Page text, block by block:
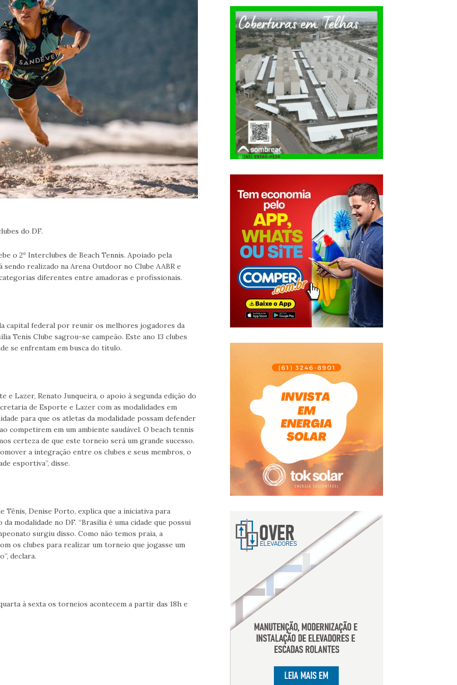
do DF.
o 2º Interclubes de Beach Tennis. Apoiado pela
realizado na Arena Outdoor no Clube AABR e
diferentes entre amadoras e profissionais.
capital federal por reunir os melhores jogadores da
Tenis Clube sagrou-se campeão. Este ano 13 clubes
se enfrentam em busca do título.
Lazer, Renato Junqueira, o apoio à segunda edição do
de Esporte e Lazer com as modalidades em
para que os atletas da modalidade possam defender
competirem em um ambiente saudável. O beach tennis
certeza de que este torneio será um grande sucesso.
a integração entre os clubes e seus membros, o
esportiva”, disse.
Tênis, Denise Porto, explica que a iniciativa para
modalidade no DF. “Brasília é uma cidade que possui
surgiu disso. Como não temos praia, a
os clubes para realizar um torneio que jogasse um
declara.
à sexta os torneios acontecem a partir das 18h e